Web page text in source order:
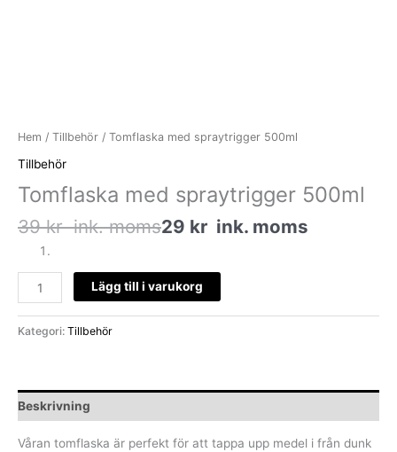
Hem / Tillbehör / Tomflaska med spraytrigger 500ml
Tillbehör
Tomflaska med spraytrigger 500ml
39krink. moms29 kr ink. moms
Lägg till i varukorg
Kategori: Tillbehör
Beskrivning
Våran tomflaska är perfekt för att tappa upp medel i från dunk